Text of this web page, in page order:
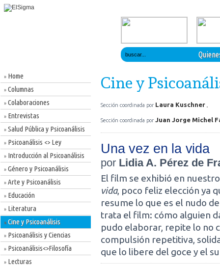
» Home
» Columnas
» Colaboraciones
» Entrevistas
» Salud Pública y Psicoanálisis
» Psicoanálisis <> Ley
» Introducción al Psicoanálisis
» Género y Psicoanálisis
» Arte y Psicoanálisis
» Educación
» Literatura
» Cine y Psicoanálisis
» Psicoanálisis y Ciencias
» Psicoanálisis<>Filosofía
» Lecturas
Cine y
Sección coordinada por Laura Kuschner
Sección coordinada por Juan Jorge Michel
Una vez en la vida
por Lidia A. Pérez de
El film se exhibió en
vida, poco feliz elección ya
resume lo que es el nudo
trata el film: cómo alguien
pudo elaborar, repite lo no
compulsión repetitiva,
que lo libere del goce y el